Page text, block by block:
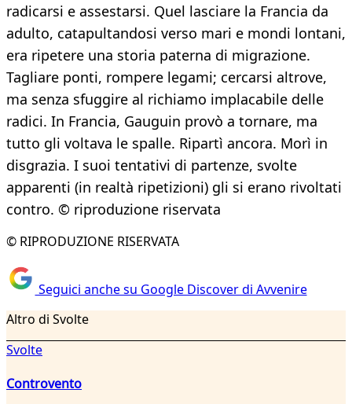
radicarsi e assestarsi. Quel lasciare la Francia da
adulto, catapultandosi verso mari e mondi lontani,
era ripetere una storia paterna di migrazione.
Tagliare ponti, rompere legami; cercarsi altrove,
ma senza sfuggire al richiamo implacabile delle
radici. In Francia, Gauguin provò a tornare, ma
tutto gli voltava le spalle. Ripartì ancora. Morì in
disgrazia. I suoi tentativi di partenze, svolte
apparenti (in realtà ripetizioni) gli si erano rivoltati
contro. © riproduzione riservata
© RIPRODUZIONE RISERVATA
Seguici anche su Google Discover di Avvenire
Altro di Svolte
Svolte
Controvento